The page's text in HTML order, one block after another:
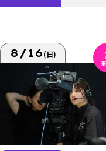
8/16(日)